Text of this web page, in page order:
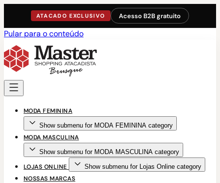
ATACADO EXCLUSIVO Acesso B2B gratuito
Pular para o conteúdo
MODA FEMININA
Show submenu for MODA FEMININA category
MODA MASCULINA
Show submenu for MODA MASCULINA category
LOJAS ONLINE Show submenu for Lojas Online category
NOSSAS MARCAS